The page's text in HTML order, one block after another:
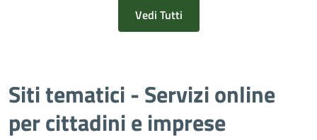
Vedi Tutti
Siti tematici - Servizi online
per cittadini e imprese